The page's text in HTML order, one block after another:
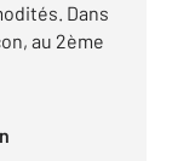
Dans
au 2ème